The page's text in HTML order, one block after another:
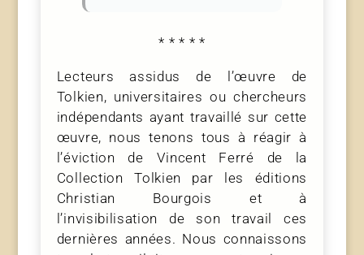
* * * * *
Lecteurs assidus de l’œuvre de
Tolkien, universitaires ou chercheurs
indépendants ayant travaillé sur cette
œuvre, nous tenons tous à réagir à
l’éviction de Vincent Ferré de la
Collection Tolkien par les éditions
Christian Bourgois et à
l’invisibilisation de son travail ces
dernières années. Nous connaissons